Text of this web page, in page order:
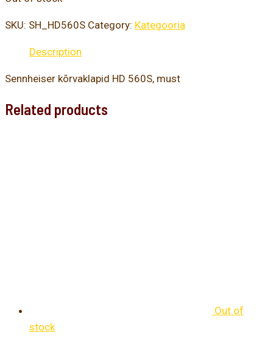
SKU: SH_HD560S Category: Kategooria
Description
Sennheiser kõrvaklapid HD 560S, must
Related products
Out of
stock